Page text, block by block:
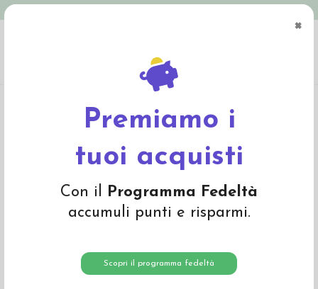
×
Premiamo i
tuoi acquisti
Con il Programma Fedeltà
accumuli punti e risparmi.
Scopri il programma fedeltà